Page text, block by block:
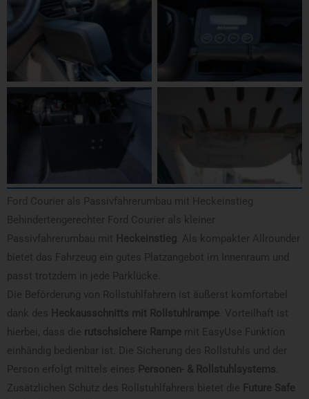
Ford Courier als Passivfahrerumbau mit Heckeinstieg
Behindertengerechter Ford Courier als kleiner
Passivfahrerumbau mit Heckeinstieg . Als kompakter Allrounder
bietet das Fahrzeug ein gutes Platzangebot im Innenraum und
passt trotzdem in jede Parklücke.
Die Beförderung von Rollstuhlfahrern ist äußerst komfortabel
dank des Heckausschnitts mit Rollstuhlrampe . Vorteilhaft ist
hierbei, dass die rutschsichere Rampe mit EasyUse Funktion
einhändig bedienbar ist. Die Sicherung des Rollstuhls und der
Person erfolgt mittels eines Personen- & Rollstuhlsystems
Zusätzlichen Schutz des Rollstuhlfahrers bietet die Future Safe